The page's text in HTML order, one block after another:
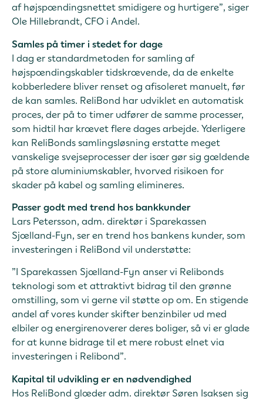
af højspændingsnettet smidigere og hurtigere”, siger
Ole Hillebrandt, CFO i Andel.
Samles på timer i stedet for dage
I dag er standardmetoden for samling af
højspændingskabler tidskrævende, da de enkelte
kobberledere bliver renset og afisoleret manuelt, før
de kan samles. ReliBond har udviklet en automatisk
proces, der på to timer udfører de samme processer,
som hidtil har krævet flere dages arbejde. Yderligere
kan ReliBonds samlingsløsning erstatte meget
vanskelige svejseprocesser der især gør sig gældende
på store aluminiumskabler, hvorved risikoen for
skader på kabel og samling elimineres.
Passer godt med trend hos bankkunder
Lars Petersson, adm. direktør i Sparekassen
Sjælland-Fyn, ser en trend hos bankens kunder, som
investeringen i ReliBond vil understøtte:
”I Sparekassen Sjælland-Fyn anser vi Relibonds
teknologi som et attraktivt bidrag til den grønne
omstilling, som vi gerne vil støtte op om. En stigende
andel af vores kunder skifter benzinbiler ud med
elbiler og energirenoverer deres boliger, så vi er glade
for at kunne bidrage til et mere robust elnet via
investeringen i Relibond”.
Kapital til udvikling er en nødvendighed
Hos ReliBond glæder adm. direktør Søren Isaksen sig